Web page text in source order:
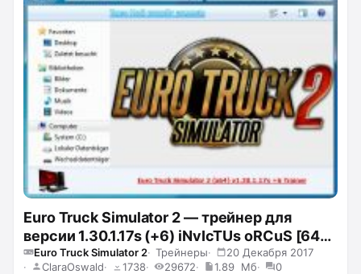
Euro Truck Simulator 2 — трейнер для
версии 1.30.1.17s (+6) iNvIcTUs oRCuS [64-
bit]Euro Truck Simulator 2 Трейнеры
20 Декабря 2017
ClaraOswald
1738 29672 1.89 Мб 0